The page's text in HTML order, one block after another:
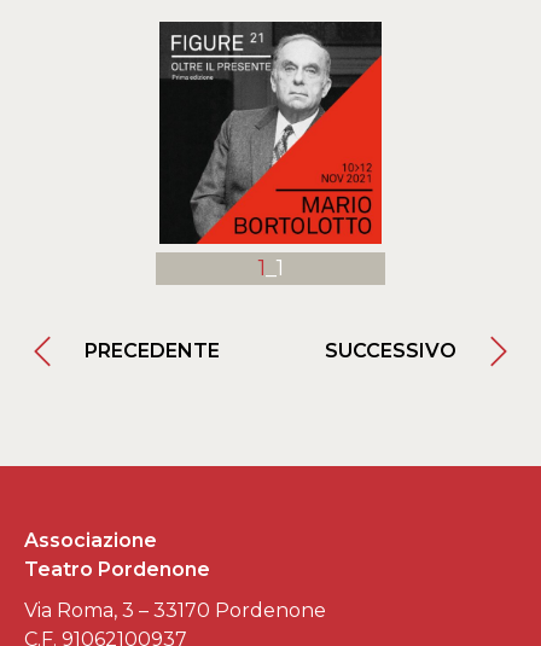
1 _1
PRECEDENTE SUCCESSIVO
Associazione
Teatro Pordenone
Via Roma, 3 – 33170 Pordenone
C.F. 91062100937